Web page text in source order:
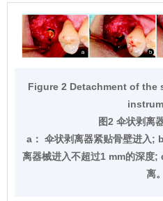
Figure 2 Detachment of
图2 伞状剥离
a： 伞状剥离器紧贴骨壁进入;
离器械进入不超过1 mm的深度;
离。